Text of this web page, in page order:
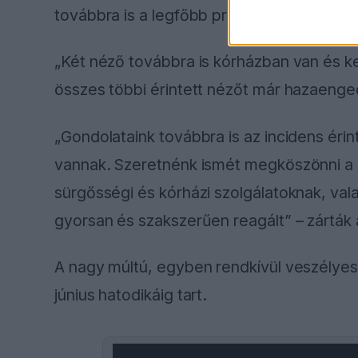
továbbra is a legfőbb prioritásunk” –
„Két néző továbbra is kórházban van és
összes többi érintett nézőt már
„Gondolataink továbbra is az incidens
vannak. Szeretnénk ismét megköszönni
sürgősségi és kórházi szolgálatoknak,
gyorsan és szakszerűen reagált” –
A nagy múltú, egyben rendkívül
június hatodikáig tart.